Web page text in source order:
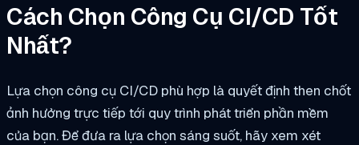
Cách Chọn Công Cụ CI/CD Tốt
Nhất?
Lựa chọn công cụ CI/CD phù hợp là quyết định then chốt
ảnh hưởng trực tiếp tới quy trình phát triển phần mềm
của bạn. Để đưa ra lựa chọn sáng suốt, hãy xem xét